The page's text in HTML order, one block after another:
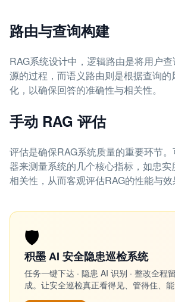
路由与查询构建
RAG系统设计中，逻辑路由是将用户
源的过程，而语义路由则是根据查询
化，以确保回答的准确性与相关性。
手动 RAG 评估
评估是确保RAG系统质量的重要环节
器来测量系统的几个核心指标，如忠
相关性，从而客观评估RAG的性能与效
🛡️
积墨 AI 安全隐患巡检系统
任务一键下达 · 隐患 AI 识别 · 整改全程
成。让安全巡检真正看得见、管得住、能